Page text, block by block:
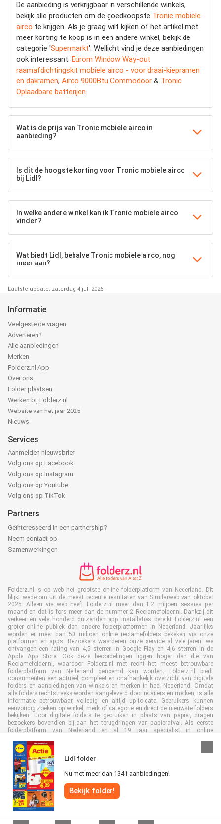
De aanbieding is verkrijgbaar in verschillende winkels,
bekijk alle producten om de goedkoopste Tronic mobiele
airco te krijgen. Als je graag wilt kijken of het artikel met
meer korting te koop is in een andere winkel, bekijk de
categorie 'Supermarkt'. Wellicht vind je deze aanbiedingen
ook interessant: Eurom Window Way-out
raamafdichtingskit mobiele airco - voor draai-kiepramen
en dakramen, Airco 9000Btu Commodoor & Tronic
Oplaadbare batterijen.
Wat is de prijs van Tronic mobiele airco in
aanbieding?
Is dit de hoogste korting voor Tronic mobiele airco
bij Lidl?
In welke andere winkel kan ik Tronic mobiele airco
vinden?
Wat biedt Lidl, behalve Tronic mobiele airco, nog
meer aan?
Laatste update: zaterdag 4 juli 2026
Lidl folder
Nu met meer dan 1341 aanbiedingen!
Bekijk folder!
Informatie
Veelgestelde vragen
Adverteren?
Alle aanbiedingen
Merken
Folderz.nl App
Over ons
Folder plaatsen
Werken bij Folderz.nl
Website van het jaar 2025
Nieuws
Services
Aanmelden nieuwsbrief
Volg ons op Facebook
Volg ons op Instagram
Volg ons op Youtube
Volg ons op TikTok
Partners
Geïnteresseerd in een partnership?
Neem contact op
Samenwerkingen
Folderz.nl is op web het grootste online folderplatform van Nederland. Dit
blijkt wederom uit de meest recente resultaten van Similarweb van oktober
2025. Alleen via web heeft Folderz.nl meer dan 1,2 miljoen sessies per
maand en dat is fors meer dan de nummer 2 Reclamefolder.nl. Dankzij dit
verkeer en vele honderd duizenden app installaties bereikt Folderz.nl een
groter online publiek dan andere folderplatformen in Nederland. Jaarlijks
worden er meer dan 50 miljoen online reclamefolders bekeken via onze
platformen en apps. Bezoekers waarderen onze service al vele jaren: we
ontvangen een rating van 4,5 sterren in Google Play en 4,6 sterren in de
Apple App Store. Ook deze beoordelingen liggen hoger dan die van
Reclamefolder.nl, waardoor Folderz.nl met recht het meest betrouwbare
folderplatform van Nederland genoemd kan worden. Folderz.nl biedt
consumenten een actueel, compleet en onafhankelijk overzicht van digitale
folders en aanbiedingen van winkels en merken in heel Nederland. Omdat
alle folders rechtstreeks worden aangeleverd door retailers en merken, is alle
informatie betrouwbaar, volledig en altijd up-to-date. Gebruikers kunnen
eenvoudig zoeken op winkel, merk of categorie en direct de nieuwste folders
bekijken. Door digitale folders te gebruiken in plaats van papier, dragen
bezoekers bovendien bij aan het terugdringen van papierafval. Als eerste
folderplatform van Nederland en al 19 jaar specialist in online
met retailers en merken. Hierdoor zijn we uitgegroeid tot de toonaangevende
speler in de digitale foldermarkt.
Alle rechten voorbehouden © Folderz.nl 2026 |